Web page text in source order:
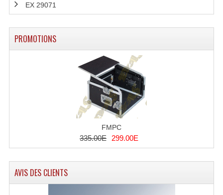
EX 29071
PROMOTIONS
FMPC
335.00E 299.00E
AVIS DES CLIENTS